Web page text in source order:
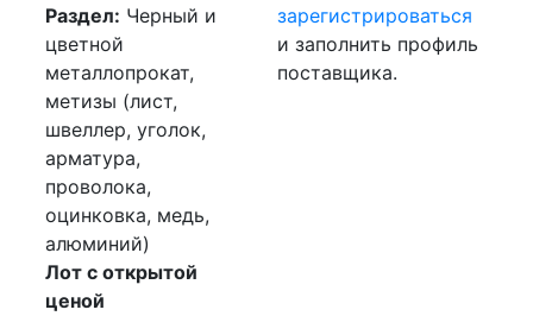
Раздел: Черный и
цветной
металлопрокат,
метизы (лист,
швеллер, уголок,
арматура,
проволока,
оцинковка, медь,
алюминий)
Лот с открытой
ценой
зарегистрироваться
и заполнить профиль
поставщика.